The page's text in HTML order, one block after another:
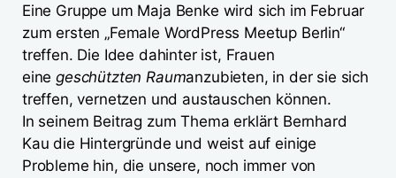
Eine Gruppe um Maja Benke wird sich im Februar
zum ersten „Female WordPress Meetup Berlin“
treffen. Die Idee dahinter ist, Frauen
einegeschützten Raumanzubieten, in der sie sich
treffen, vernetzen und austauschen können.
In seinem Beitrag zum Thema erklärt Bernhard
Kau die Hintergründe und weist auf einige
Probleme hin, die unsere, noch immer von